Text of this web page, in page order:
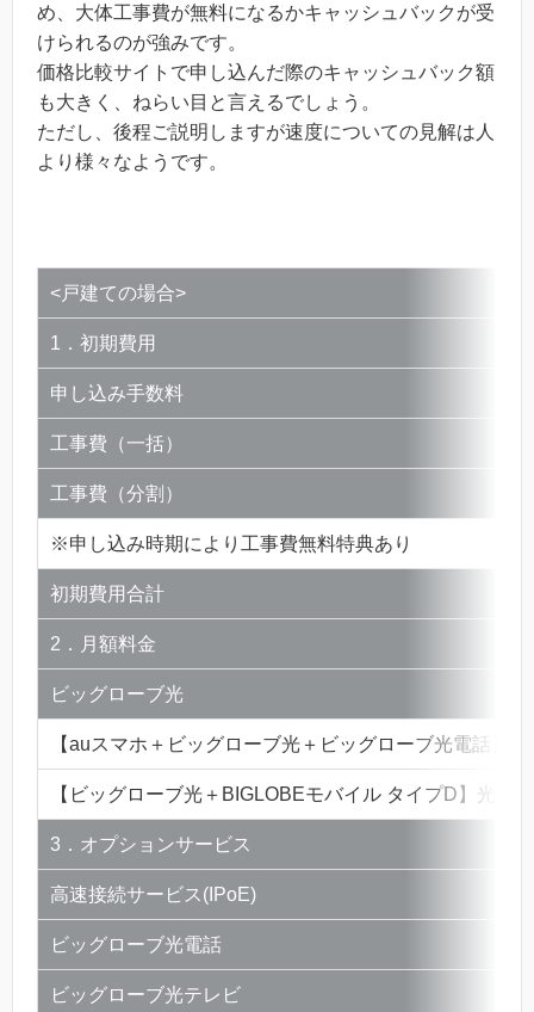
め、大体工事費が無料になるかキャッシュバックが受
けられるのが強みです。
価格比較サイトで申し込んだ際のキャッシュバック額
も大きく、ねらい目と言えるでしょう。
ただし、後程ご説明しますが速度についての見解は人
より様々なようです。
<戸建ての場合>
1．初期費用
申し込み手数料
工事費（一括）
工事費（分割）
※申し込み時期により工事費無料特典あり
初期費用合計
2．月額料金
ビッグローブ光
【auスマホ＋ビッグローブ光＋ビッグローブ光電話】
【ビッグローブ光＋BIGLOBEモバイル タイプD】光
3．オプションサービス
高速接続サービス(IPoE)
ビッグローブ光電話
ビッグローブ光テレビ